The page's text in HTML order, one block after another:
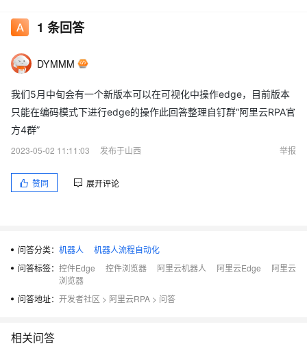
1 条回答
DYMMM
我们5月中旬会有一个新版本可以在可视化中操作edge，目前版本
只能在编码模式下进行edge的操作此回答整理自钉群“阿里云RPA官
方4群”
2023-05-02 11:11:03
发布于山西 举报
赞同 展开评论
问答分类： 机器人
机器人流程自动化
问答标签： 控件Edge 控件浏览器 阿里云机器人 阿里云Edge
阿里云
浏览器
问答地址： 开发者社区 > 阿里云RPA > 问答
相关问答